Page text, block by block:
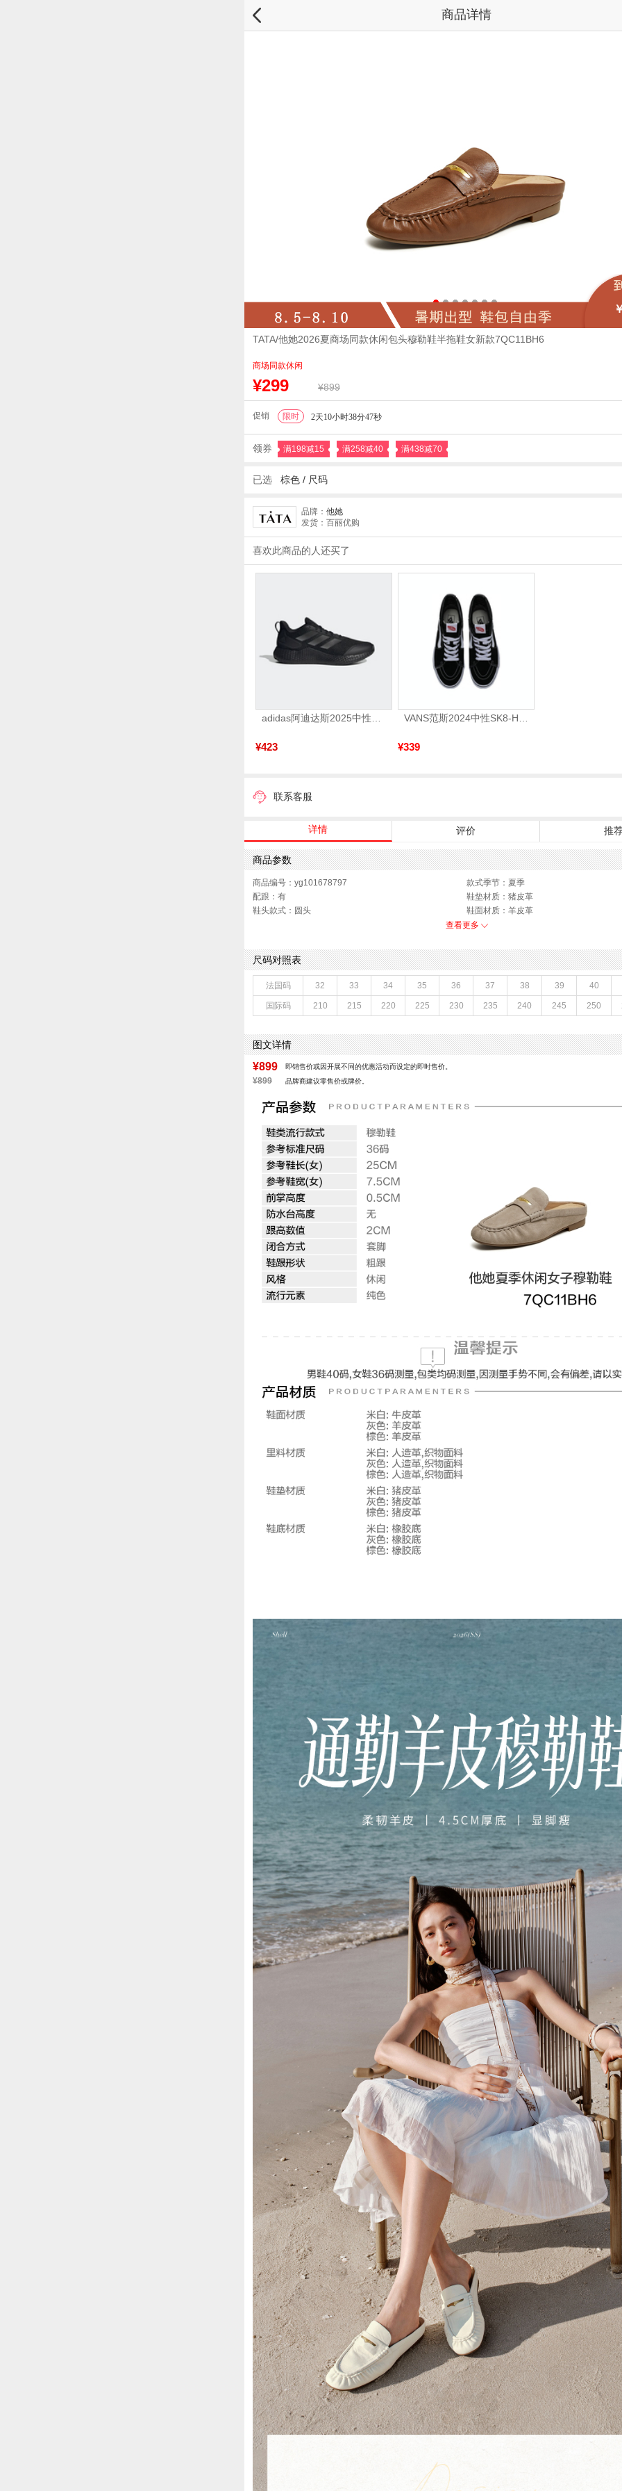
商品详情
TATA/他她2026夏商场同款休闲包头穆勒鞋半拖鞋女新款7QC11BH6
商场同款休闲
¥299 ¥899
促销 限时 2天10小时38分45秒
领券 满198减15 满258减40 满438减70
已选 棕色 / 尺码
品牌： 他她
发货：百丽优购
喜欢此商品的人还买了
adidas阿迪达斯2025中性edge gamedaySPW FTW-跑步GW2499
¥423
VANS范斯2024中性SK8-HiCL帆布鞋/硫化鞋VN000D5IB8C
¥339
联系客服
详情 评价 推
商品参数
商品编号：yg101678797
款式季节：夏季
配跟：有
鞋垫材质：猪皮革
鞋头款式：圆头
鞋面材质：羊皮革
参考鞋长(女)：25CM
鞋跟形状：粗跟
性别：女子
皮质特征：软面皮
上市时间：2026年夏季
鞋底材质：橡胶底
参考鞋宽(女)：7.5CM
里料材质：人造革,织物面料
防水台高度：无
色系：棕色
鞋类流行款式：穆勒鞋
闭合方式：套脚
前掌高度：0.5CM
查看更多
尺码对照表
法国码 32 33 34 35 36 37 38 39 40
国际码 210 215 220 225 230 235 240 245 250
图文详情
¥899 即销售价或因开展不同的优惠活动而设定的即时售价。
¥899 品牌商建议零售价或牌价。